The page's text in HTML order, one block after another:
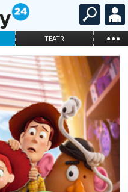
TEATR ...
STAND-UP
KARNETY